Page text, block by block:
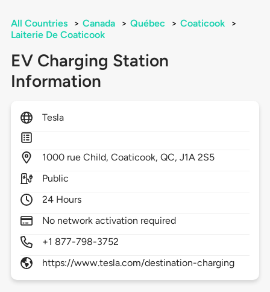
All Countries > Canada > Québec > Coaticook
>
Laiterie De Coaticook
EV Charging Station
Information
Tesla
1000 rue Child,Coaticook,QC,J1A 2S5
Public
24 Hours
No network activation required
+1 877-798-3752
https://www.tesla.com/destination-charging